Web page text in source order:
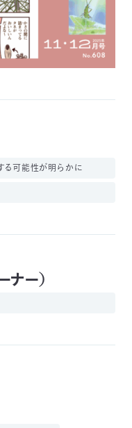
る可能性が明らかに
ー）